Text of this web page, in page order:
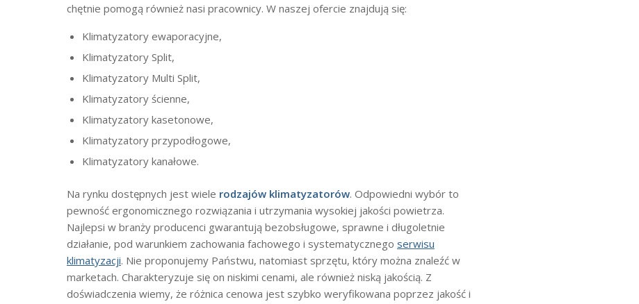
chętnie pomogą również nasi pracownicy. W naszej ofercie znajdują się:
Klimatyzatory ewaporacyjne,
Klimatyzatory Split,
Klimatyzatory Multi Split,
Klimatyzatory ścienne,
Klimatyzatory kasetonowe,
Klimatyzatory przypodłogowe,
Klimatyzatory kanałowe.
Na rynku dostępnych jest wiele rodzajów klimatyzatorów. Odpowiedni wybór to
pewność ergonomicznego rozwiązania i utrzymania wysokiej jakości powietrza.
Najlepsi w branży producenci gwarantują bezobsługowe, sprawne i długoletnie
działanie, pod warunkiem zachowania fachowego i systematycznego serwisu
klimatyzacji. Nie proponujemy Państwu, natomiast sprzętu, który można znaleźć w
marketach. Charakteryzuje się on niskimi cenami, ale również niską jakością. Z
doświadczenia wiemy, że różnica cenowa jest szybko weryfikowana poprzez jakość i